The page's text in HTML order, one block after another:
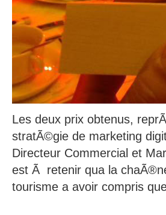
Les deux prix obtenus,
stratÃ©gie de marketing
Directeur Commercial et
est Ã retenir qua la
tourisme a avoir compris